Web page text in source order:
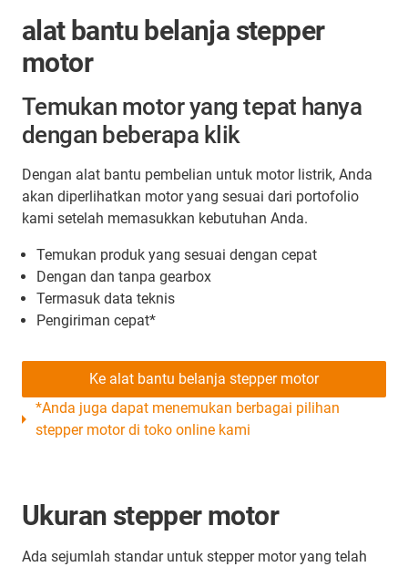
alat bantu belanja stepper
motor
Temukan motor yang tepat hanya
dengan beberapa klik
Dengan alat bantu pembelian untuk motor listrik, Anda
akan diperlihatkan motor yang sesuai dari portofolio
kami setelah memasukkan kebutuhan Anda.
Temukan produk yang sesuai dengan cepat
Dengan dan tanpa gearbox
Termasuk data teknis
Pengiriman cepat*
Ke alat bantu belanja stepper motor
*Anda juga dapat menemukan berbagai pilihan
stepper motor di toko online kami
Ukuran stepper motor
Ada sejumlah standar untuk stepper motor yang telah